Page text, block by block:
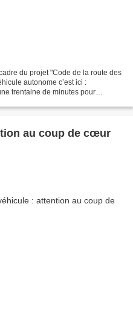
du projet "Code de la route des
autonome c’est ici :
trentaine de minutes pour
au coup de cœur